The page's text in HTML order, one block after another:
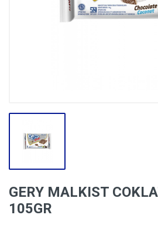
GERY MALKIST
105GR